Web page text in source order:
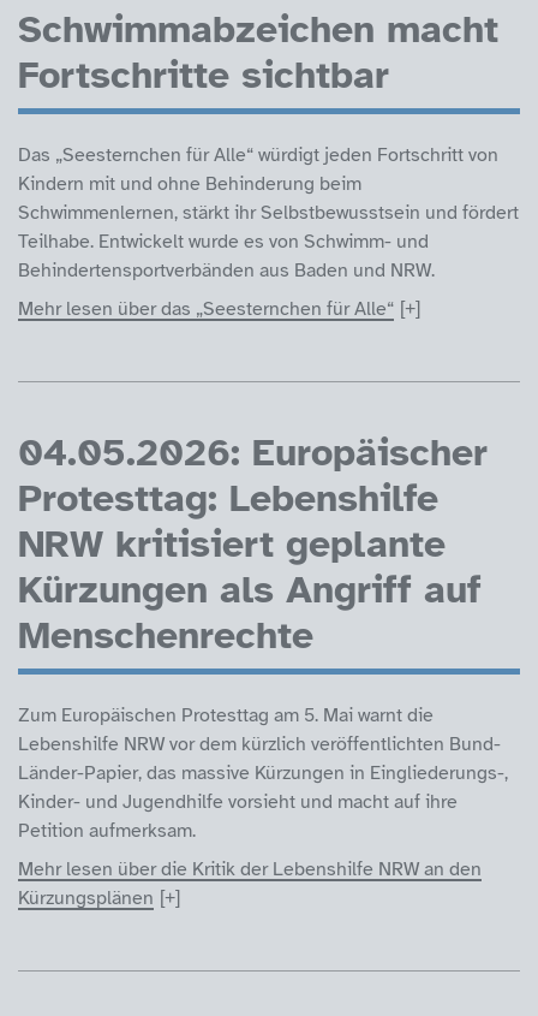
Schwimmabzeichen macht
Fortschritte sichtbar
Das „Seesternchen für Alle“ würdigt jeden Fortschritt von
Kindern mit und ohne Behinderung beim
Schwimmenlernen, stärkt ihr Selbstbewusstsein und fördert
Teilhabe. Entwickelt wurde es von Schwimm- und
Behindertensportverbänden aus Baden und NRW.
Mehr lesen über das „Seesternchen für Alle“
04.05.2026: Europäischer
Protesttag: Lebenshilfe
NRW kritisiert geplante
Kürzungen als Angriff auf
Menschenrechte
Zum Europäischen Protesttag am 5. Mai warnt die
Lebenshilfe NRW vor dem kürzlich veröffentlichten Bund-
Länder-Papier, das massive Kürzungen in Eingliederungs-,
Kinder- und Jugendhilfe vorsieht und macht auf ihre
Petition aufmerksam.
Mehr lesen über die Kritik der Lebenshilfe NRW an den
Kürzungsplänen